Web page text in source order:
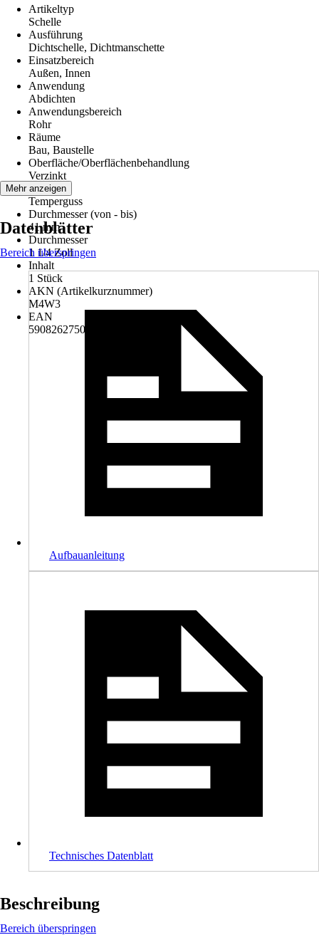
Artikeltyp
Schelle
Ausführung
Dichtschelle, Dichtmanschette
Einsatzbereich
Außen, Innen
Anwendung
Abdichten
Anwendungsbereich
Rohr
Räume
Bau, Baustelle
Oberfläche/Oberflächenbehandlung
Verzinkt
Material
Temperguss
Durchmesser (von - bis)
41 mm
Durchmesser
1 1/4 Zoll
Inhalt
1 Stück
AKN (Artikelkurznummer)
M4W3
EAN
5908262750402
Mehr anzeigen
Datenblätter
Bereich überspringen
Aufbauanleitung
Technisches Datenblatt
Beschreibung
Bereich überspringen